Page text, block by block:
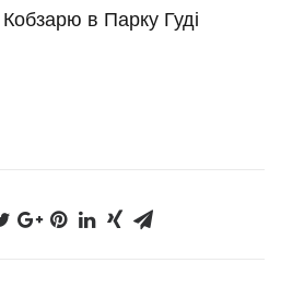
Кобзарю в Парку Гуді